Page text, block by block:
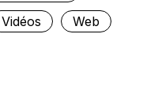
Vidéos Web